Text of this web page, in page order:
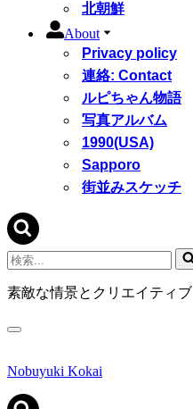
北朝鮮
About
Privacy policy
連絡: Contact
ルピちゃん物語
写真アルバム
1990(USA)
Sapporo
街並みスケッチ
検
索...
素敵な情景とクリエイティブ
ナ
ゲ
シ
Nobuyuki Kokai